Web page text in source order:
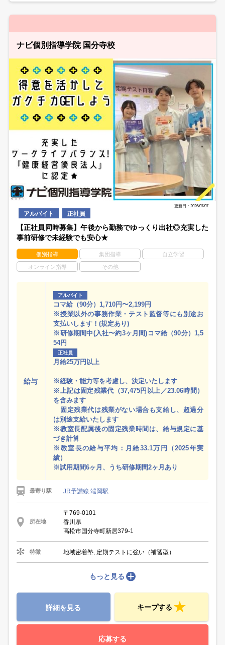
ナビ個別指導学院 国分寺校
更新日：2026/07/07
アルバイト 正社員
【正社員同時募集】午後から勤務でゆっくり出社◎充実した
事前研修で未経験でも安心★
個別指導 集団指導 自立学習
オンライン指導 その他
給与
アルバイト
コマ給（90分）1,710円〜2,199円
※授業以外の事務作業・テスト監督等にも別途お
支払いします！(規定あり)
※研修期間中(入社〜約3ヶ月間)コマ給（90分）1,5
54円
正社員
月給25万円以上
※経験・能力等を考慮し、決定いたします
※上記は固定残業代（37,475円以上／23.06時間）
を含みます
固定残業代は残業がない場合も支給し、超過分
は別途支給いたします
※教室長配属後の固定残業時間は、給与規定に基
づき計算
※教室長の給与平均：月給33.1万円（2025年実
績）
※試用期間6ヶ月、うち研修期間2ヶ月あり
最寄り駅 JR予讃線 端岡駅
所在地
〒769-0101
香川県
高松市国分寺町新居379-1
特徴 地域密着塾, 定期テストに強い（補習型）
もっと見る
詳細を見る キープする
応募する